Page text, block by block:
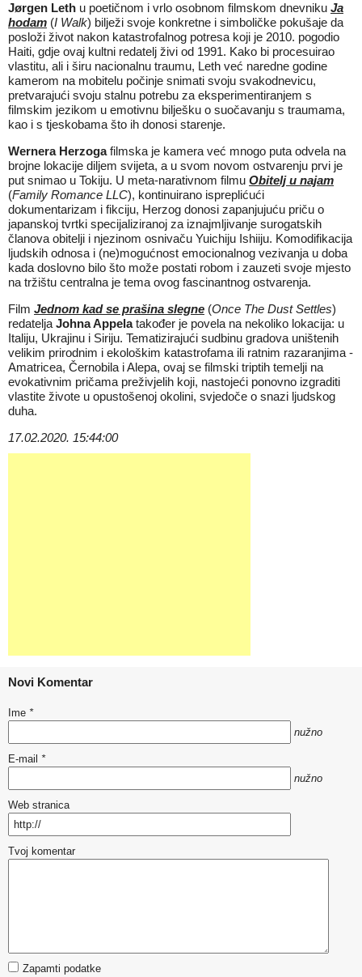
Jørgen Leth u poetičnom i vrlo osobnom filmskom dnevniku Ja
hodam (I Walk) bilježi svoje konkretne i simboličke pokušaje da
posloži život nakon katastrofalnog potresa koji je 2010. pogodio
Haiti, gdje ovaj kultni redatelj živi od 1991. Kako bi procesuirao
vlastitu, ali i širu nacionalnu traumu, Leth već naredne godine
kamerom na mobitelu počinje snimati svoju svakodnevicu,
pretvarajući svoju stalnu potrebu za eksperimentiranjem s
filmskim jezikom u emotivnu bilješku o suočavanju s traumama,
kao i s tjeskobama što ih donosi starenje.
Wernera Herzogafilmska je kamera već mnogo puta odvela na
brojne lokacije diljem svijeta, a u svom novom ostvarenju prvi je
put snimao u Tokiju. U meta-narativnom filmu Obitelj u najam
(Family Romance LLC), kontinuirano ispreplićući
dokumentarizam i fikciju, Herzog donosi zapanjujuću priču o
japanskoj tvrtki specijaliziranoj za iznajmljivanje surogatskih
članova obitelji i njezinom osnivaču Yuichiju Ishiiju. Komodifikacija
ljudskih odnosa i (ne)mogućnost emocionalnog vezivanja u doba
kada doslovno bilo što može postati robom i zauzeti svoje mjesto
na tržištu centralna je tema ovog fascinantnog ostvarenja.
Film Jednom kad se prašina slegne (Once The Dust Settles)
redatelja Johna Appelatakođer je povela na nekoliko lokacija: u
Italiju, Ukrajinu i Siriju. Tematizirajući sudbinu gradova uništenih
velikim prirodnim i ekološkim katastrofama ili ratnim razaranjima -
Amatricea, Černobila i Alepa, ovaj se filmski triptih temelji na
evokativnim pričama preživjelih koji, nastojeći ponovno izgraditi
vlastite živote u opustošenoj okolini, svjedoče o snazi ljudskog
duha.
17.02.2020. 15:44:00
Novi Komentar
Ime *
nužno
E-mail *
nužno
Web stranica
Tvoj komentar
Zapamti podatke